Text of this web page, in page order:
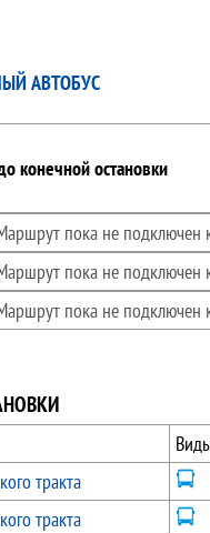
АВТОБУС
конечной остановки
пока не подключен
пока не подключен
пока не подключен
тракта
тракта